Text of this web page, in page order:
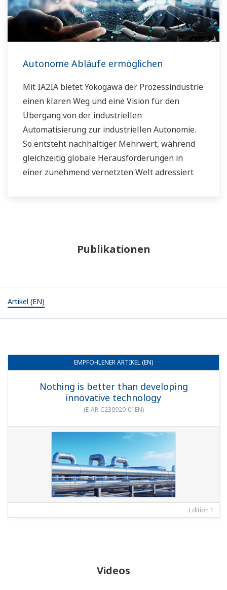
Autonome Abläufe ermöglichen
Mit IA2IA bietet Yokogawa der Prozessindustrie
einen klaren Weg und eine Vision für den
Übergang von der industriellen
Automatisierung zur industriellen Autonomie.
So entsteht nachhaltiger Mehrwert, während
gleichzeitig globale Herausforderungen in
einer zunehmend vernetzten Welt adressiert
Publikationen
Artikel (EN)
EMPFOHLENERARTIKEL (EN)
Nothing is better than developing
innovative technology
(E-AR-C230920-01EN)
Edition 1
Videos